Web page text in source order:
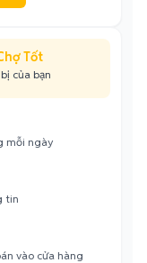
Tốt
của bạn
mỗi ngày
tin
vào cửa hàng